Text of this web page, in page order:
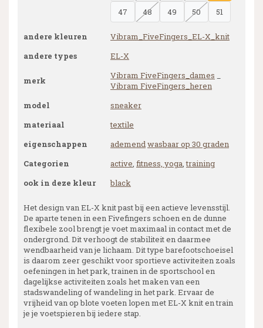
47
48 49 50 51
andere kleuren
Vibram_FiveFingers_EL-X_knit
andere types
EL-X
merk Vibram FiveFingers_dames
Vibram FiveFingers_heren
model
sneaker
materiaal
textile
eigenschappen
ademendwasbaar op 30 graden
Categorien
active, fitness, yoga,training
ook in deze kleur
black
Het design van EL-X knit past bij een actieve levensstijl.
De aparte tenen in een Fivefingers schoen en de dunne
flexibele zool brengt je voet maximaal in contact met de
ondergrond. Dit verhoogt de stabiliteit en daarmee
wendbaarheid van je lichaam. Dit type barefootschoeisel
is daarom zeer geschikt voor sportieve activiteiten zoals
oefeningen in het park, trainen in de sportschool en
dagelijkse activiteiten zoals het maken van een
stadswandeling of wandeling in het park. Ervaar de
vrijheid van op blote voeten lopen met EL-X knit en train
je je voetspieren bij iedere stap.